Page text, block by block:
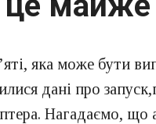
яка може бути
дані про
Нагадаємо,